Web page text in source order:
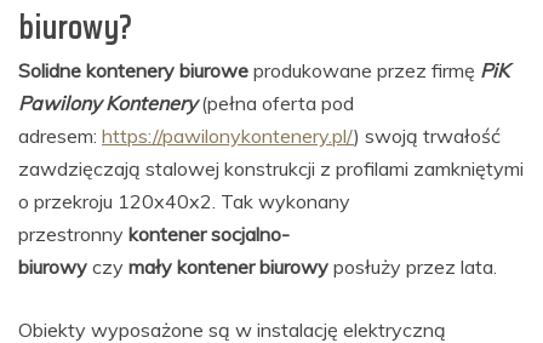
biurowy?
Solidne kontenery biurowe produkowane przez firmę PiK
Pawilony Kontenery(pełna oferta pod
adresem: https://pawilonykontenery.pl/) swoją trwałość
zawdzięczają stalowej konstrukcji z profilami zamkniętymi
o przekroju 120x40x2. Tak wykonany
przestronny kontener socjalno-
biurowy czy mały kontener biurowy posłuży przez lata.
Obiekty wyposażone są w instalację elektryczną